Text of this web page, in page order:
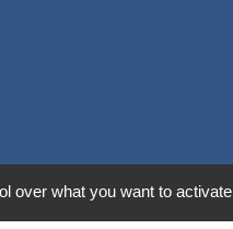
over what you want to activate